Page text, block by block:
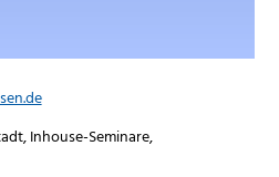
Inhouse-Seminare,